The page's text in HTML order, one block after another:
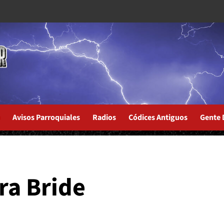
Avisos Parroquiales Radios Códices Antiguos Gente
Bride